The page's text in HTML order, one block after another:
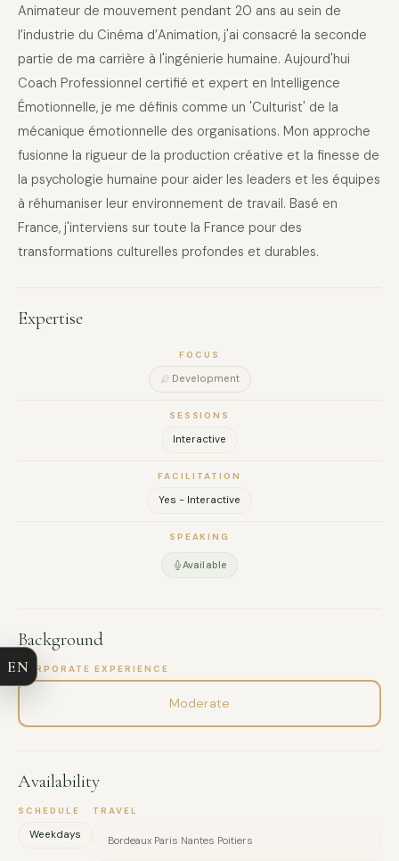
Animateur de mouvement pendant 20 ans au sein de
l’industrie du Cinéma d’Animation, j'ai consacré la seconde
partie de ma carrière à l'ingénierie humaine. Aujourd'hui
Coach Professionnel certifié et expert en Intelligence
Émotionnelle, je me définis comme un 'Culturist' de la
mécanique émotionnelle des organisations. Mon approche
fusionne la rigueur de la production créative et la finesse de
la psychologie humaine pour aider les leaders et les équipes
à réhumaniser leur environnement de travail. Basé en
France, j'interviens sur toute la France pour des
transformations culturelles profondes et durables.
Expertise
FOCUS
Development
SESSIONS
Interactive
FACILITATION
Yes - Interactive
SPEAKING
Available
Background
CORPORATE EXPERIENCE
Moderate
Availability
SCHEDULE
Weekdays
TRAVEL
Bordeaux Paris Nantes Poitiers
MESSAGE
EN